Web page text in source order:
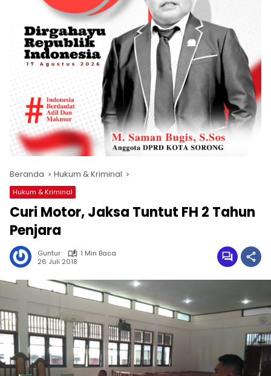
Beranda Hukum & Kriminal
Hukum & Kriminal
Curi Motor, Jaksa Tuntut FH 2 Tahun
Penjara
Guntur
1 Min Baca
26 Juli 2018